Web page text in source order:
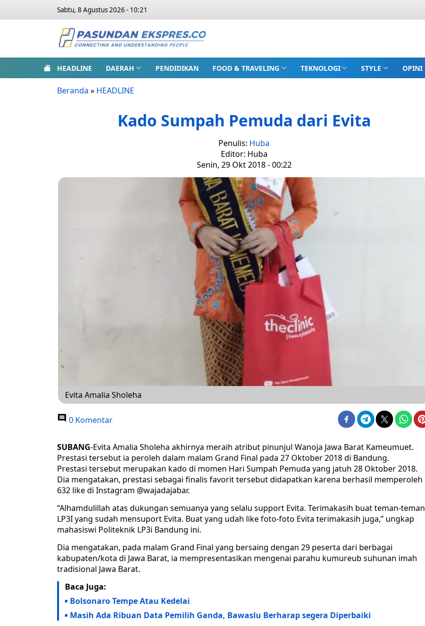
Sabtu, 8 Agustus 2026 - 10:21
HEADLINE DAERAH PENDIDIKAN FOOD & TRAVELING TEKNOLOGI STYLE OPINI
Beranda » HEADLINE
Kado Sumpah Pemuda dari Evita
Penulis: Huba
Editor: Huba
Senin, 29 Okt 2018 - 00:22
Evita Amalia Sholeha
0 Komentar
SUBANG-Evita Amalia Sholeha akhirnya meraih atribut pinunjul Wanoja Jawa Barat Kameumuet.
Prestasi tersebut ia peroleh dalam malam Grand Final pada 27 Oktober 2018 di Bandung.
Prestasi tersebut merupakan kado di momen Hari Sumpah Pemuda yang jatuh 28 Oktober 2018.
Dia mengatakan, prestasi sebagai finalis favorit tersebut didapatkan karena berhasil memperoleh
632 like di Instagram @wajadajabar.
“Alhamdulillah atas dukungan semuanya yang selalu support Evita. Terimakasih buat teman-teman
LP3I yang sudah mensuport Evita. Buat yang udah like foto-foto Evita terimakasih juga,” ungkap
mahasiswi Politeknik LP3i Bandung ini.
Dia mengatakan, pada malam Grand Final yang bersaing dengan 29 peserta dari berbagai
kabupaten/kota di Jawa Barat, ia mempresentasikan mengenai parahu kumureub suhunan imah
tradisional Jawa Barat.
Baca Juga:
Bolsonaro Tempe Atau Kedelai
Masih Ada Ribuan Data Pemilih Ganda, Bawaslu Berharap segera Diperbaiki